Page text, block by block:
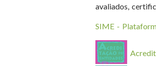
avaliados,
SIME -